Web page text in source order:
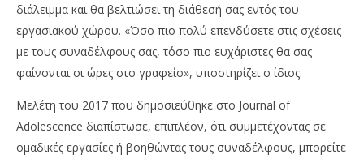
διάλειμμα και θα βελτιώσει τη διάθεσή σας εντός του
εργασιακού χώρου. «Όσο πιο πολύ επενδύσετε στις σχέσεις
με τους συναδέλφους σας, τόσο πιο ευχάριστες θα σας
φαίνονται οι ώρες στο γραφείο», υποστηρίζει ο ίδιος.
Μελέτη του 2017 που δημοσιεύθηκε στο Journal of
Adolescence διαπίστωσε, επιπλέον, ότι συμμετέχοντας σε
ομαδικές εργασίες ή βοηθώντας τους συναδέλφους, μπορείτε